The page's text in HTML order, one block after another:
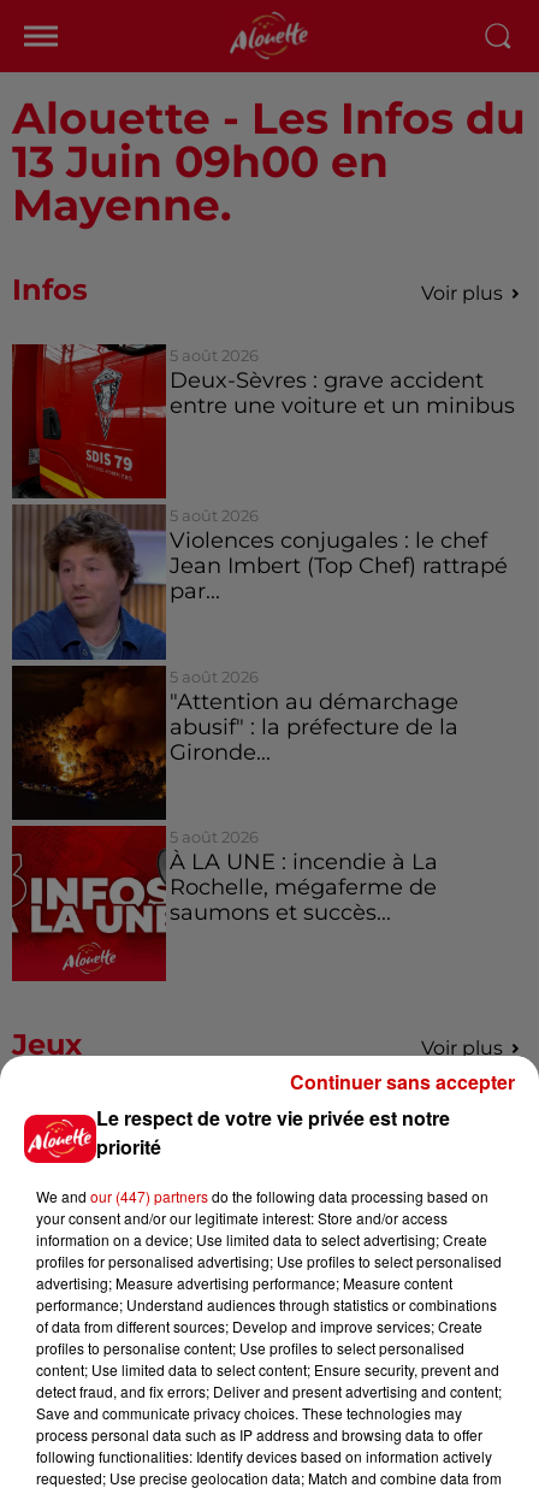
Alouette - Les Infos du
13 Juin 09h00 en
Mayenne.
Infos Voir plus
5 août 2026
Deux-Sèvres : grave accident
entre une voiture et un minibus
5 août 2026
Violences conjugales : le chef
Jean Imbert (Top Chef) rattrapé
par...
5 août 2026
"Attention au démarchage
abusif" : la préfecture de la
Gironde...
5 août 2026
À LA UNE : incendie à La
Rochelle, mégaferme de
saumons et succès...
Jeux Voir plus
Gagnez vos places pour le
Festival du Roi Arthur 2026 !
Gagnez vos entrées pour le
Musée du Sport Automobile au
Mans !
Alouette vous invite à
Futuroscope Xperiences !
Le respect de votre vie privée est notre
priorité
We and our (447) partnersdo the following data processing based on
your consent and/or our legitimate interest: Store and/or access
information on a device; Use limited data to select advertising; Create
profiles for personalised advertising; Use profiles to select personalised
advertising; Measure advertising performance; Measure content
performance; Understand audiences through statistics or combinations
of data from different sources; Develop and improve services; Create
profiles to personalise content; Use profiles to select personalised
content; Use limited data to select content; Ensure security, prevent and
detect fraud, and fix errors; Deliver and present advertising and content;
Save and communicate privacy choices. These technologies may
process personal data such as IP address and browsing data to offer
following functionalities: Identify devices based on information actively
requested; Use precise geolocation data; Match and combine data from
Continuer sans accepter